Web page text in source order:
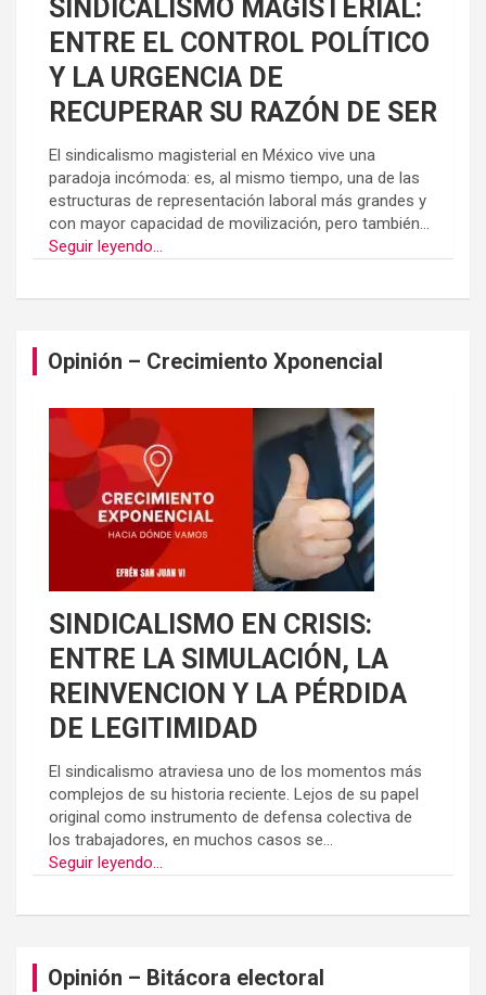
SINDICALISMO MAGISTERIAL:
ENTRE EL CONTROL POLÍTICO
Y LA URGENCIA DE
RECUPERAR SU RAZÓN DE SER
El sindicalismo magisterial en México vive una
paradoja incómoda: es, al mismo tiempo, una de las
estructuras de representación laboral más grandes y
con mayor capacidad de movilización, pero también...
Seguir leyendo...
Opinión – Crecimiento Xponencial
SINDICALISMO EN CRISIS:
ENTRE LA SIMULACIÓN, LA
REINVENCION Y LA PÉRDIDA
DE LEGITIMIDAD
El sindicalismo atraviesa uno de los momentos más
complejos de su historia reciente. Lejos de su papel
original como instrumento de defensa colectiva de
los trabajadores, en muchos casos se...
Seguir leyendo...
Opinión – Bitácora electoral